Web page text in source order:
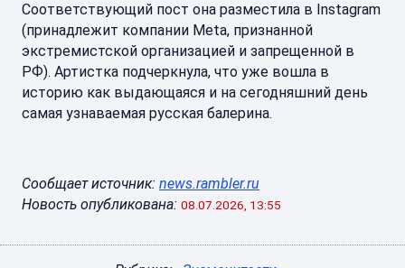
Соответствующий пост она разместила в Instagram
(принадлежит компании Meta, признанной
экстремистской организацией и запрещенной в
РФ). Артистка подчеркнула, что уже вошла в
историю как выдающаяся и на сегодняшний день
самая узнаваемая русская балерина.
Сообщает источник: news.rambler.ru
Новость опубликована: 08.07.2026, 13:55